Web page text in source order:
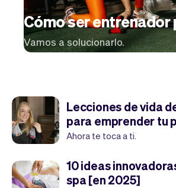
Cómo ser entrenador
Vamos a solucionarlo.
Lecciones de vida
para emprender tu
Ahora te toca a ti.
10 ideas
spa [en 2025]